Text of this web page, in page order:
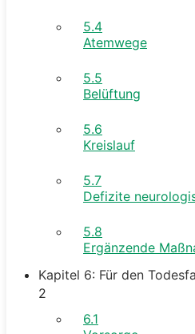
5.4
Atemwege
5.5
Belüftung
5.6
Kreislauf
5.7
Defizite
5.8
Ergänzende
Kapitel 6: Für den
2
6.1